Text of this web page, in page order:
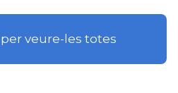
veure-les totes